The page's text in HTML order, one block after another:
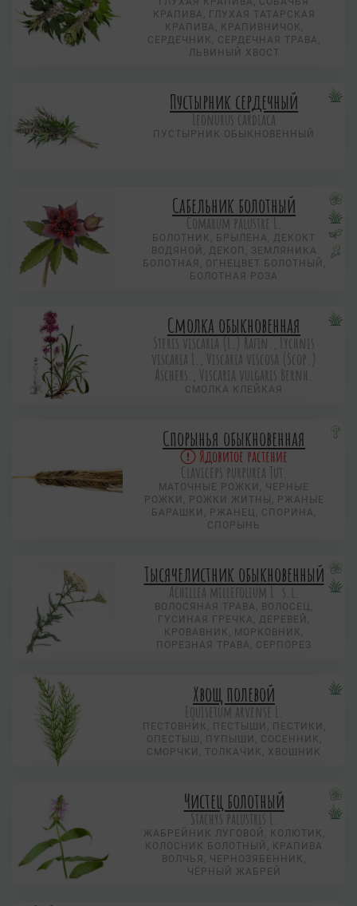
КРАПИВА, ГЛУХАЯ ТАТАРСКАЯ
КРАПИВА, КРАПИВНИЧОК,
СЕРДЕЧНИК, СЕРДЕЧНАЯ ТРАВА,
ЛЬВИНЫЙ ХВОСТ
Пустырник сердечный
Leonurus cardiaca
ПУСТЫРНИК ОБЫКНОВЕННЫЙ
Сабельник болотный
Comarum palustre L.
БОЛОТНИК, БРЫЛЕНА, ДЕКОКТ
ВОДЯНОЙ, ДЕКОП, ЗЕМЛЯНИКА
БОЛОТНАЯ, ОГНЕЦВЕТ БОЛОТНЫЙ,
БОЛОТНАЯ РОЗА
Смолка обыкновенная
Steris viscaria (L.) Rafin., Lychnis
viscaria L., Viscaria viscosa (Scop.)
Aschers., Viscaria vulgaris Bernh.
СМОЛКА КЛЕЙКАЯ
Спорынья обыкновенная
Ядовитое растение
Claviceps purpurea Tut.
МАТОЧНЫЕ РОЖКИ, ЧЕРНЫЕ
РОЖКИ, РОЖКИ ЖИТНЫ, РЖАНЫЕ
БАРАШКИ, РЖАНЕЦ, СПОРИНА,
СПОРЫНЬ
Тысячелистник обыкновенный
Achillea millefolium L. s.l.
ВОЛОСЯНАЯ ТРАВА, ВОЛОСЕЦ,
ГУСИНАЯ ГРЕЧКА, ДЕРЕВЕЙ,
КРОВАВНИК, МОРКОВНИК,
ПОРЕЗНАЯ ТРАВА, СЕРПОРЕЗ
Хвощ полевой
Equisetum arvense L.
ПЕСТОВНИК, ПЕСТЫШИ, ПЕСТИКИ,
ОПЕСТЫШ, ПУПЫШИ, СОСЕННИК,
СМОРЧКИ, ТОЛКАЧИК, ХВОШНИК
Чистец болотный
Stachys palustris L.
ЖАБРЕЙНИК ЛУГОВОЙ, КОЛЮТИК,
КОЛОСНИК БОЛОТНЫЙ, КРАПИВА
ВОЛЧЬЯ, ЧЕРНОЗЯБЕННИК,
ЧЁРНЫЙ ЖАБРЕЙ